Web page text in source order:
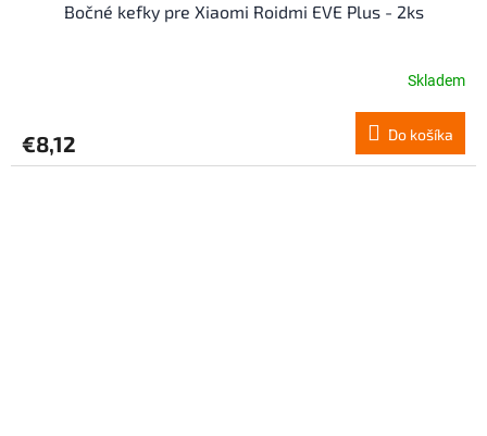
Bočné kefky pre Xiaomi Roidmi EVE Plus - 2ks
Skladem
€8,12 Do košíka